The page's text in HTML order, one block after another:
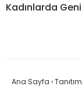
Kadınlarda
Ana Sayfa ›